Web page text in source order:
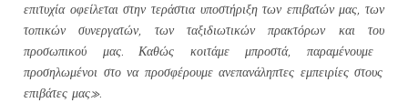
επιτυχία οφείλεται στην τεράστια υποστήριξη των επιβατώνμας των
τοπικών συνεργατών, των ταξιδιωτικώνπρακτόρων και
του
προσωπικού μας. Καθώς κοιτάμεμπροστά, παραμένουμε
προσηλωμένοι στο ναπροσφέρουμε ανεπανάληπτες εμπειρίες στους
επιβάτες μας».